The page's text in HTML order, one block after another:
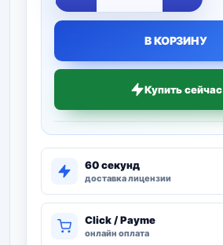
В КОРЗИНУ
Купить сейчас
60 секунд
доставка лицензии
Click / Payme
онлайн оплата